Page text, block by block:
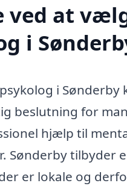
ved at
i
i Sønderby
beslutning for
hjælp til
Sønderby tilbyder
er lokale og